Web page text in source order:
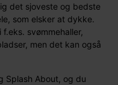
det sjoveste og bedste
som elsker at dykke.
svømmehaller,
men det kan også
Splash About, og du